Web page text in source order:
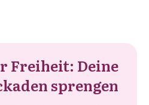
Freiheit: Deine
sprengen